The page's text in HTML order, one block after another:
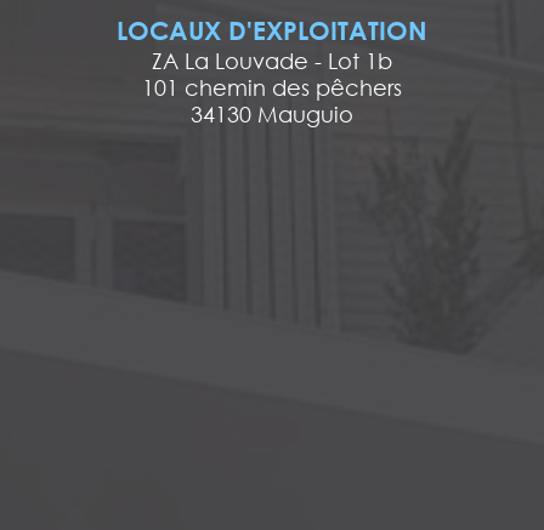
LOCAUX D'EXPLOITATION
ZA La Louvade - Lot 1b
101 chemin des pêchers
34130 Mauguio